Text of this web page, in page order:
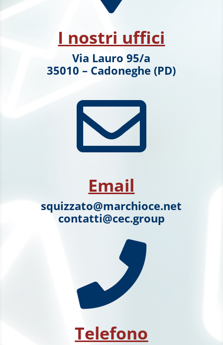
I nostri uffici
Via Lauro 95/a
35010 – Cadoneghe (PD)

Email
squizzato@marchioce.net
contatti@cec.group

Telefono